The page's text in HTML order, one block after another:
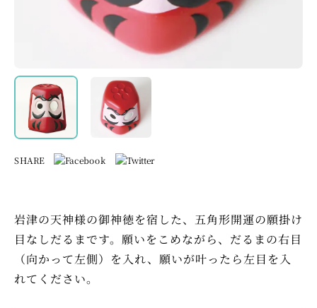
SHARE
岩津の天神様の御神徳を宿した、五角形開運の願掛け
目なしだるまです。願いをこめながら、だるまの右目
（向かって左側）を入れ、願いが叶ったら左目を入
れてください。